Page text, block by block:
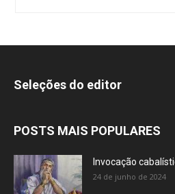
Seleções do editor
POSTS MAIS POPULARES
Invocação
24 de junho de 2024